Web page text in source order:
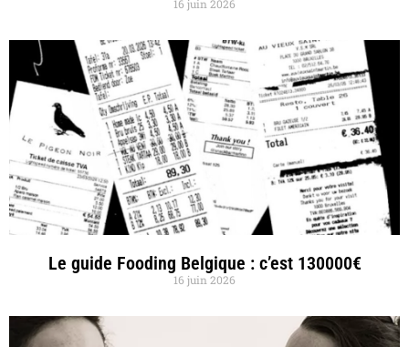
16 juin 2026
Le guide Fooding Belgique : c’est 130000€
16 juin 2026